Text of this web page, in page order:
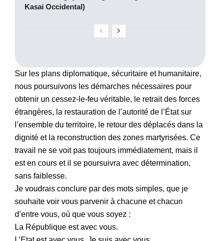
Kasai Occidental)
Sur les plans diplomatique, sécuritaire et humanitaire,
nous poursuivons les démarches nécessaires pour
obtenir un cessez-le-feu véritable, le retrait des forces
étrangères, la restauration de l’autorité de l’État sur
l’ensemble du territoire, le retour des déplacés dans la
dignité et la reconstruction des zones martyrisées. Ce
travail ne se voit pas toujours immédiatement, mais il
est en cours et il se poursuivra avec détermination,
sans faiblesse.
Je voudrais conclure par des mots simples, que je
souhaite voir vous parvenir à chacune et chacun
d’entre vous, où que vous soyez :
La République est avec vous.